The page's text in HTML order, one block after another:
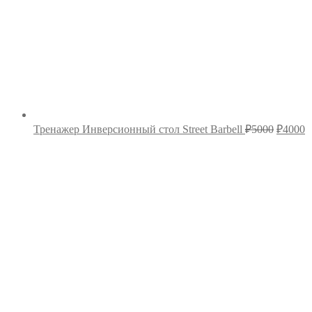
Тренажер Инверсионный стол Street Barbell ₽5000 ₽4000